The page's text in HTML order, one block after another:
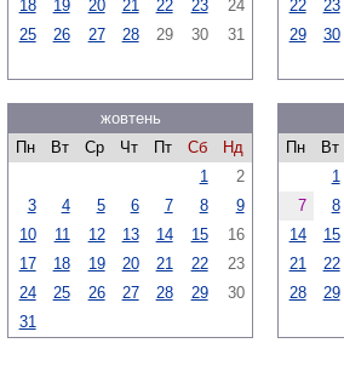
18
19 20 21 22 23
24
25
26 27 28 29 30 31
22
23
29
30
жовтень
Пн
Вт Ср Чт Пт Сб
Нд
1
2
3
4 5 6 7 8
9
10
11 12 13 14 15
16
17
18 19 20 21 22
23
24
25 26 27 28 29
30
31
Пн
Вт
1
7
8
14
15
21
22
28
29